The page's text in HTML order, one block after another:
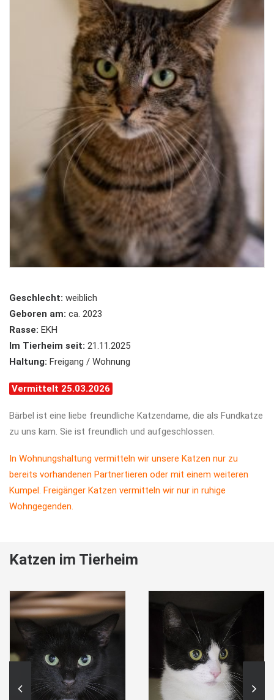
Geschlecht: weiblich
Geboren am: ca. 2023
Rasse: EKH
Im Tierheim seit: 21.11.2025
Haltung: Freigang / Wohnung
Vermittelt 25.03.2026
Bärbel ist eine liebe freundliche Katzendame, die als Fundkatze
zu uns kam. Sie ist freundlich und aufgeschlossen.
In Wohnungshaltung vermitteln wir unsere Katzen nur zu
bereits vorhandenen Partnertieren oder mit einem weiteren
Kumpel. Freigänger Katzen vermitteln wir nur in ruhige
Wohngegenden.
Katzen im Tierheim